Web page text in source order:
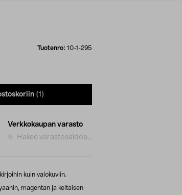
Tuotenro: 10-1-295
(1)
Verkkokaupan varasto
Hakee varastosaldoa...
kuin valokuviin.
magentan ja keltaisen